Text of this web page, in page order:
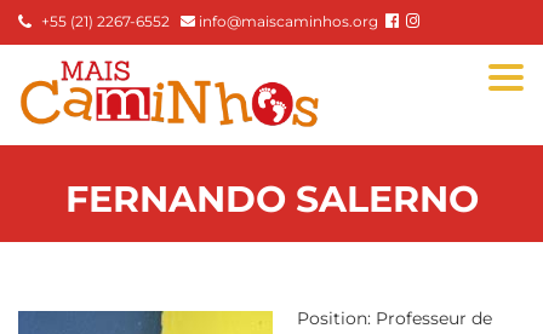
+55 (21) 2267-6552 info@maiscaminhos.org
FERNANDO SALERNO
Position: Professeur de